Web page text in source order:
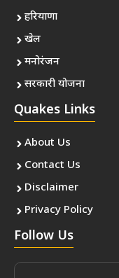
हरियाणा
खेल
मनोरंजन
सरकारी योजना
Quakes Links
About Us
Contact Us
Disclaimer
Privacy Policy
Follow Us